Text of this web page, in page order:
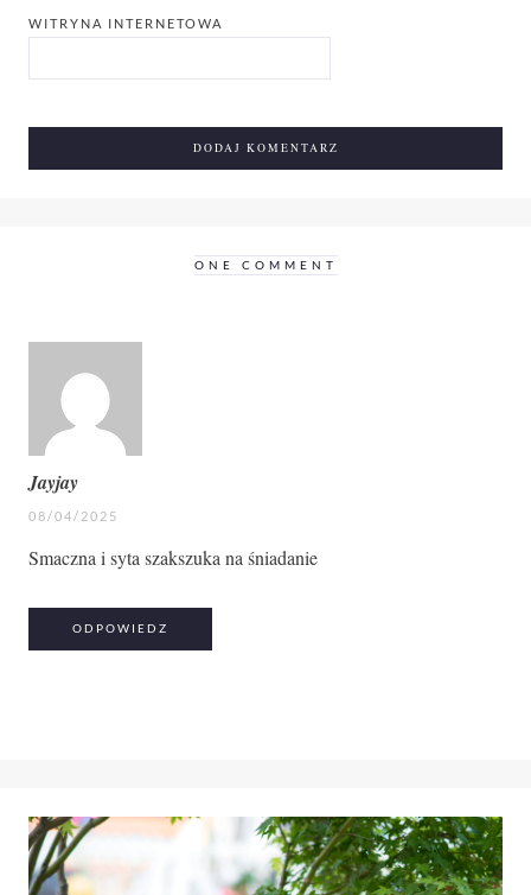
WITRYNA INTERNETOWA
ONE COMMENT
Jayjay
08/04/2025
Smaczna i syta szakszuka na śniadanie
ODPOWIEDZ